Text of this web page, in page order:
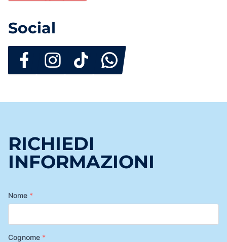
Social
RICHIEDI
INFORMAZIONI
Nome *
Cognome *